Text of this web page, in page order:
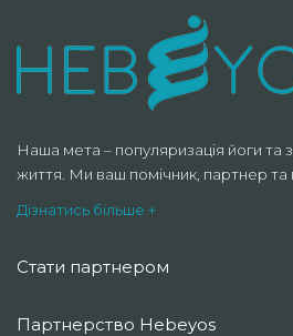
Наша мета – популяризація йоги та
життя. Ми ваш помічник, партнер та
Дізнатись більше +
Стати партнером
Партнерство Hebeyos